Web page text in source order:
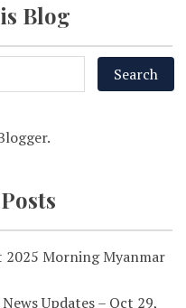
Blog
.
Morning Myanmar
Updates – Oct 29,